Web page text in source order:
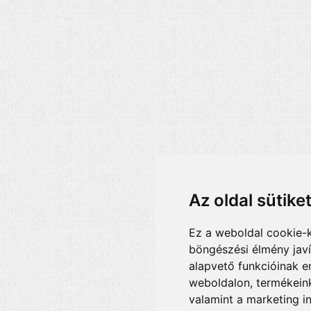
Az oldal
Ez a weboldal
böngészési élmény
alapvető funkcióinak
weboldalon,
valamint a marketing